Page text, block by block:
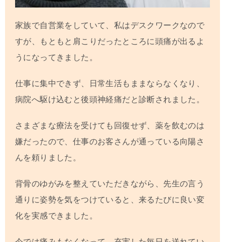
家族で自営業をしていて、私はデスクワークなので
すが、もともと肩こりだったところに頭痛が出るよ
うになってきました。
仕事に集中できず、日常生活もままならなくなり、
病院へ駆け込むと後頭神経痛だと診断されました。
さまざまな療法を受けても回復せず、薬を飲むのは
嫌だったので、仕事のお客さんが通っている向陽さ
んを頼りました。
背骨のゆがみを整えていただきながら、先生の言う
通りに姿勢を気をつけていると、来るたびに良い変
化を実感できました。